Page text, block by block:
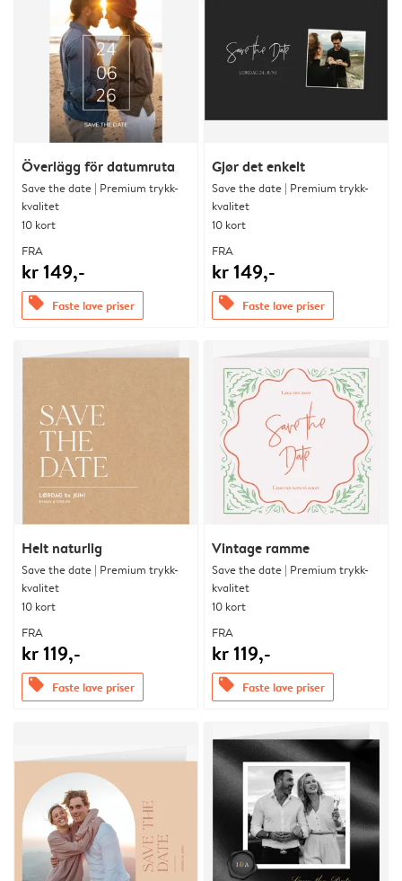
Överlägg för datumruta
Save the date | Premium trykk-
kvalitet
10 kort
FRA
kr 149,-
offers Faste lave priser
Gjør det enkelt
Save the date | Premium trykk-
kvalitet
10 kort
FRA
kr 149,-
offers Faste lave priser
Helt naturlig
Save the date | Premium trykk-
kvalitet
10 kort
FRA
kr 119,-
offers Faste lave priser
Vintage ramme
Save the date | Premium trykk-
kvalitet
10 kort
FRA
kr 119,-
offers Faste lave priser